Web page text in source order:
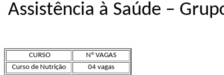
Assistência à Saúde –
CURSO
Nº VAGAS
Curso de Nutrição
04 vagas